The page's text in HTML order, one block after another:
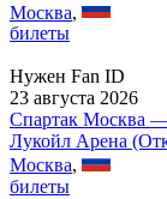
Москва,
билеты
Нужен Fan ID
23 августа 2026
Спартак Москва
Лукойл Арена
Москва,
билеты